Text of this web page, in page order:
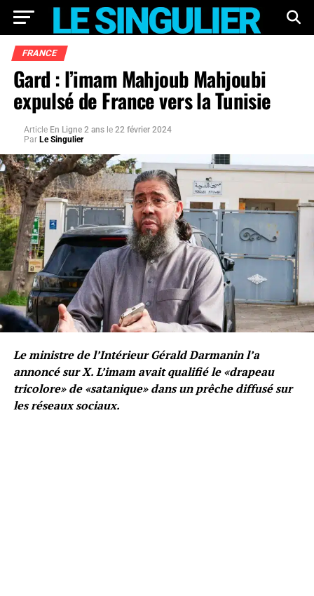
FRANCE
Gard : l’imam Mahjoub Mahjoubi
expulsé de France vers la Tunisie
Article En Ligne 2 ans le 22 février 2024
Par Le Singulier
Le ministre de l’Intérieur Gérald Darmanin l’a
annoncé sur X. L’imam avait qualifié le «drapeau
tricolore» de «satanique» dans un prêche diffusé sur
les réseaux sociaux.